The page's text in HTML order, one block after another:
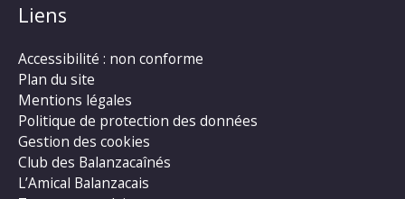
Liens
Accessibilité : non conforme
Plan du site
Mentions légales
Politique de protection des données
Gestion des cookies
Club des Balanzacaînés
L’Amical Balanzacais